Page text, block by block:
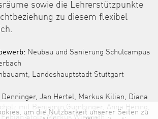
sowie die Lehrerstützpunkte
zu diesem flexibel
Neubau und Sanierung Schulcampus
Landeshauptstadt Stuttgart
Denninger, Jan Hertel, Markus Kilian, Diana
mit Benjamin Gumbinger, Anna Hering,
Fabian Stolz, Markus Wiesneth
um die Nutzbarkeit unserer Seiten zu